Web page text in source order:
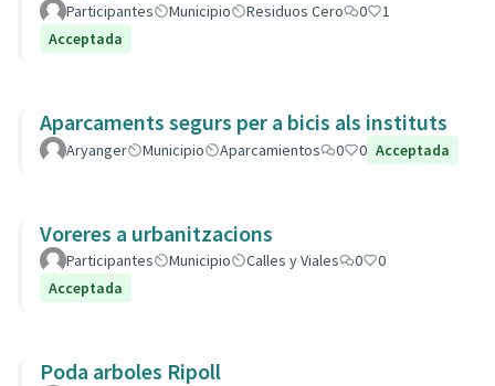
Participantes Municipio Residuos Cero 0
1
Acceptada
Aparcaments segurs per a bicis als instituts
Aryanger Municipio Aparcamientos 0 0 Acceptada
Voreres a urbanitzacions
Participantes Municipio Calles y Viales 0
0
Acceptada
Poda arboles Ripoll